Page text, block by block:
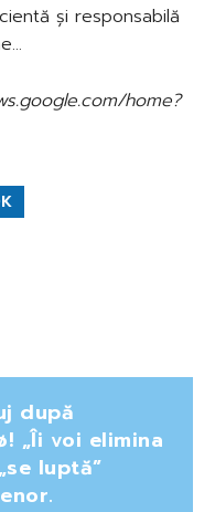
și responsabilă
home?
după
„Îi voi elimina
luptă”